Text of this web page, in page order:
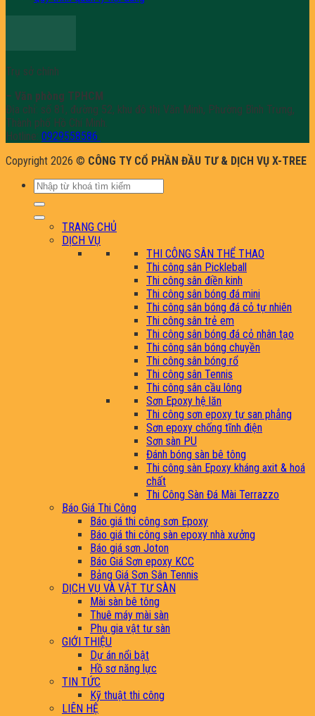
Trụ sở chính
– Văn phòng TPHCM
Địa chỉ: số 81, đường 52, khu đô thị Văn Minh, Phường Bình Trưng,
Thành phố Hồ Chí Minh.
Hotline: 0929558586
Copyright 2026 © CÔNG TY CỔ PHẦN ĐẦU TƯ & DỊCH VỤ X-TREE
Tìm
kiếm:
TRANG CHỦ
DỊCH VỤ
THI CÔNG SÂN THỂ THAO
Thi công sân Pickleball
Thi công sân điền kinh
Thi công sân bóng đá mini
Thi công sân bóng đá cỏ tự nhiên
Thi công sân trẻ em
Thi công sân bóng đá cỏ nhân tạo
Thi công sân bóng chuyền
Thi công sân bóng rổ
Thi công sân Tennis
Thi công sân cầu lông
Sơn Epoxy hệ lăn
Thi công sơn epoxy tự san phẳng
Sơn epoxy chống tĩnh điện
Sơn sàn PU
Đánh bóng sàn bê tông
Thi công sàn Epoxy kháng axit & hoá
chất
Thi Công Sàn Đá Mài Terrazzo
Báo Giá Thi Công
Báo giá thi công sơn Epoxy
Báo giá thi công sàn epoxy nhà xưởng
Báo giá sơn Joton
Báo Giá Sơn epoxy KCC
Bảng Giá Sơn Sân Tennis
DỊCH VỤ VÀ VẬT TƯ SÀN
Mài sàn bê tông
Thuê máy mài sàn
Phụ gia vật tư sàn
GIỚI THIỆU
Dự án nổi bật
Hồ sơ năng lực
TIN TỨC
Kỹ thuật thi công
LIÊN HỆ